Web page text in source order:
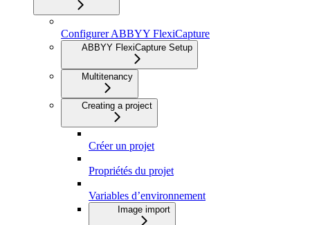
Configurer ABBYY FlexiCapture
ABBYY FlexiCapture Setup
Multitenancy
Creating a project
Créer un projet
Propriétés du projet
Variables d’environnement
Image import